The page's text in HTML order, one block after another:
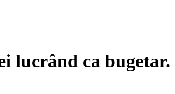
lucrând ca